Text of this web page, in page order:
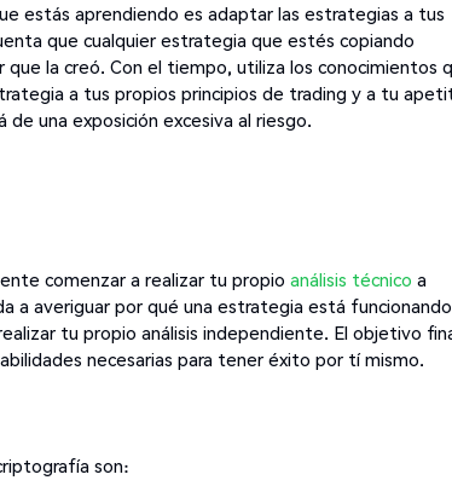
estás aprendiendo es adaptar las estrategias a tus
que cualquier estrategia que estés copiando
la creó. Con el tiempo, utiliza los conocimientos
a tus propios principios de trading y a tu
una exposición excesiva al riesgo.
comenzar a realizar tu propio análisis técnico a
a averiguar por qué una estrategia está
tu propio análisis independiente. El objetivo
necesarias para tener éxito por tí mismo.
son: